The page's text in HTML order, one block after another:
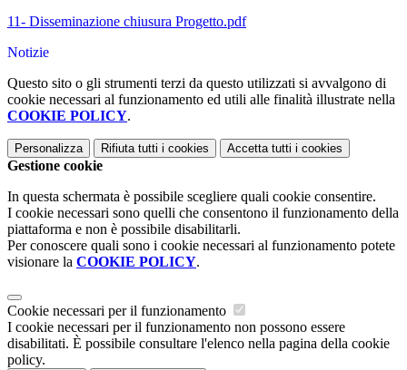
11- Disseminazione chiusura Progetto.pdf
Notizie
Questo sito o gli strumenti terzi da questo utilizzati si avvalgono di
cookie necessari al funzionamento ed utili alle finalità illustrate nella
COOKIE POLICY.
Personalizza Rifiuta tutti i cookies Accetta tutti i cookies
Gestione cookie
In questa schermata è possibile scegliere quali cookie consentire.
I cookie necessari sono quelli che consentono il funzionamento della
piattaforma e non è possibile disabilitarli.
Per conoscere quali sono i cookie necessari al funzionamento potete
visionare la COOKIE POLICY.
Cookie necessari per il funzionamento
I cookie necessari per il funzionamento non possono essere
disabilitati. È possibile consultare l'elenco nella pagina della cookie
policy.